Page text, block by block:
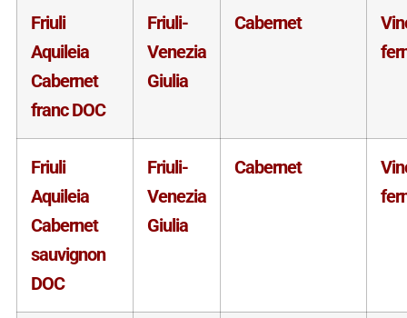
Friuli
Aquileia
Cabernet
franc DOC
Friuli-
Venezia
Giulia
Cabernet
Friuli
Aquileia
Cabernet
sauvignon
DOC
Friuli-
Venezia
Giulia
Cabernet